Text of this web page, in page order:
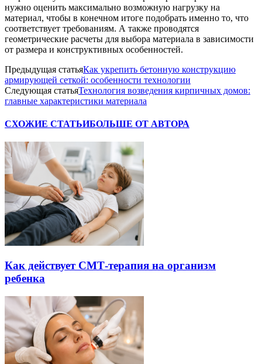
нужно оценить максимально возможную нагрузку на
материал, чтобы в конечном итоге подобрать именно то, что
соответствует требованиям. А также проводятся
геометрические расчеты для выбора материала в зависимости
от размера и конструктивных особенностей.
Предыдущая статьяКак укрепить бетонную конструкцию
армирующей сеткой: особенности технологии
Следующая статьяТехнология возведения кирпичных домов:
главные характеристики материала
СХОЖИЕ СТАТЬИБОЛЬШЕ ОТ АВТОРА
Как действует СМТ-терапия на организм
ребенка